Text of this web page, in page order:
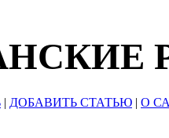
| ДОБАВИТЬ СТАТЬЮ | О